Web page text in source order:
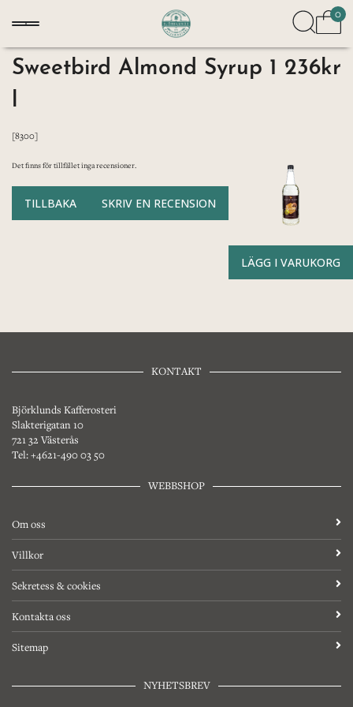
0
Sweetbird Almond Syrup 1
l
[8300]
236kr
Det finns för tillfället inga recensioner.
TILLBAKA SKRIV EN RECENSION
LÄGG I VARUKORG
KONTAKT
Björklunds Kafferosteri
Slakterigatan 10
721 32 Västerås
Tel: +4621-490 03 50
WEBBSHOP
Om oss
Villkor
Sekretess & cookies
Kontakta oss
Sitemap
NYHETSBREV